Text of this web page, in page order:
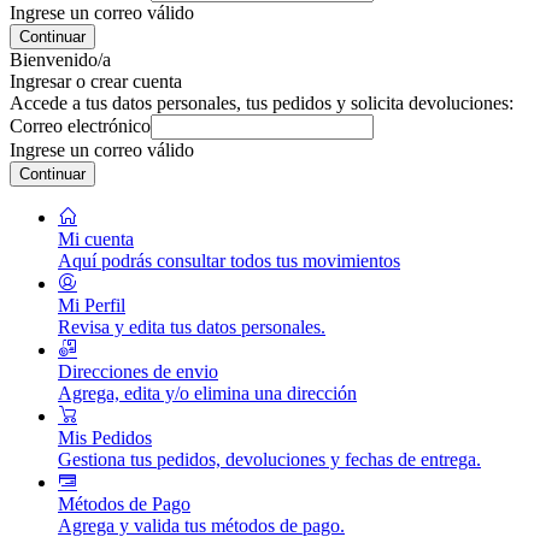
Ingrese un correo válido
Continuar
Bienvenido/a
Ingresar o crear cuenta
Accede a tus datos personales, tus pedidos y solicita devoluciones:
Correo electrónico
Ingrese un correo válido
Continuar
Mi cuenta
Aquí podrás consultar todos tus movimientos
Mi Perfil
Revisa y edita tus datos personales.
Direcciones de envio
Agrega, edita y/o elimina una dirección
Mis Pedidos
Gestiona tus pedidos, devoluciones y fechas de entrega.
Métodos de Pago
Agrega y valida tus métodos de pago.